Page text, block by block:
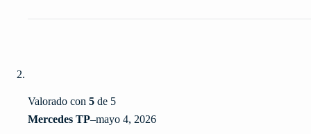
Valorado con 5 de 5
Mercedes TP–mayo 4, 2026